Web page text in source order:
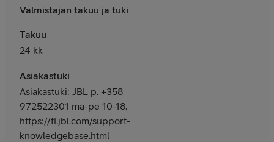
Valmistajan takuu ja tuki
Takuu
24 kk
Asiakastuki
Asiakastuki: JBL p. +358
972522301 ma-pe 10-18,
https://fi.jbl.com/support-
knowledgebase.html